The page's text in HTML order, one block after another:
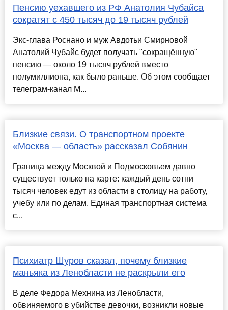
Пенсию уехавшего из РФ Анатолия Чубайса
сократят с 450 тысяч до 19 тысяч рублей
Экс-глава Роснано и муж Авдотьи Смирновой
Анатолий Чубайс будет получать "сокращённую"
пенсию — около 19 тысяч рублей вместо
полумиллиона, как было раньше. Об этом сообщает
телеграм-канал M...
Близкие связи. О транспортном проекте
«Москва — область» рассказал Собянин
Граница между Москвой и Подмосковьем давно
существует только на карте: каждый день сотни
тысяч человек едут из области в столицу на работу,
учебу или по делам. Единая транспортная система
с...
Психиатр Шуров сказал, почему близкие
маньяка из Ленобласти не раскрыли его
В деле Федора Мехнина из Ленобласти,
обвиняемого в убийстве девочки, возникли новые